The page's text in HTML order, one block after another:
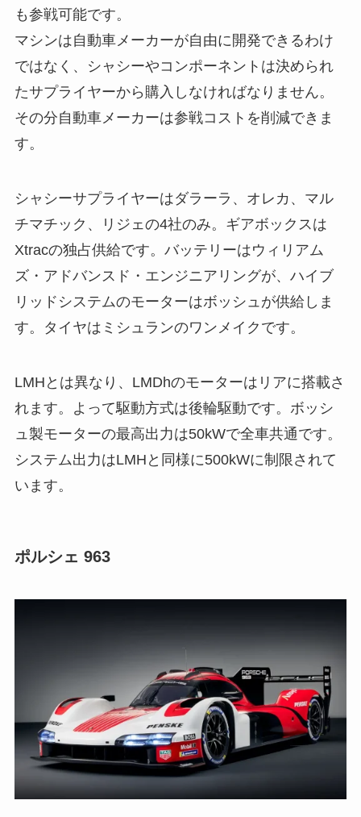
も参戦可能です。
マシンは自動車メーカーが自由に開発できるわけ
ではなく、シャシーやコンポーネントは決められ
たサプライヤーから購入しなければなりません。
その分自動車メーカーは参戦コストを削減できま
す。
シャシーサプライヤーはダラーラ、オレカ、マル
チマチック、リジェの4社のみ。ギアボックスは
Xtracの独占供給です。バッテリーはウィリアム
ズ・アドバンスド・エンジニアリングが、ハイブ
リッドシステムのモーターはボッシュが供給しま
す。タイヤはミシュランのワンメイクです。
LMHとは異なり、LMDhのモーターはリアに搭載さ
れます。よって駆動方式は後輪駆動です。ボッシ
ュ製モーターの最高出力は50kWで全車共通です。
システム出力はLMHと同様に500kWに制限されて
います。
ポルシェ 963